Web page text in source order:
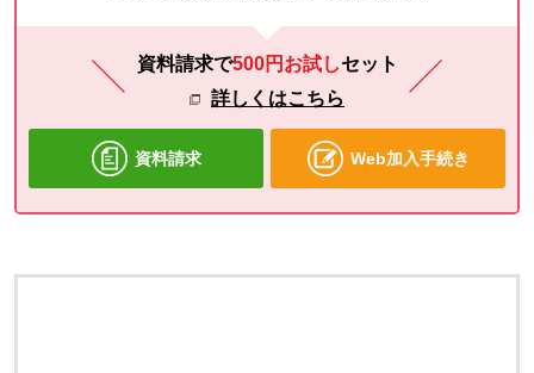
資料請求で500円お試しセット
詳しくはこちら
資料請求 Web加入手続き